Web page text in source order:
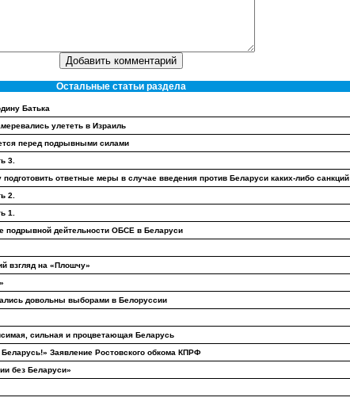
Остальные статьи раздела
Батька
улететь в Израиль
перед подрывными силами
3.
ответные меры в случае введения против Беларуси каких-либо санкций
2.
1.
подрывной дейтельности ОБСЕ в Беларуси
взгляд на «Плошчу»
довольны выборами в Белоруссии
сильная и процветающая Беларусь
Заявление Ростовского обкома КПРФ
без Беларуси»